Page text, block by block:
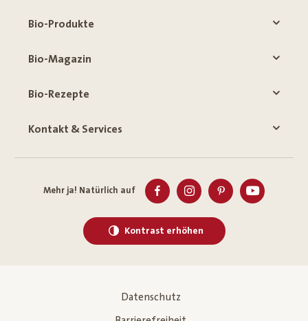
Bio-Produkte
Bio-Magazin
Bio-Rezepte
Kontakt & Services
Mehr ja! Natürlich auf
Kontrast erhöhen
Datenschutz